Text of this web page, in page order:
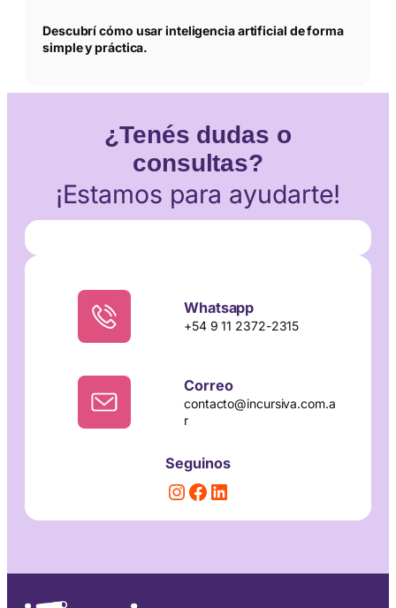
Descubrí cómo usar inteligencia artificial de forma
simple y práctica.
¿Tenés dudas o
consultas?
¡Estamos para ayudarte!
Whatsapp
+54 9 11 2372-2315
Correo
contacto@incursiva.com.a
r
Seguinos
Instagram Facebook LinkedIn